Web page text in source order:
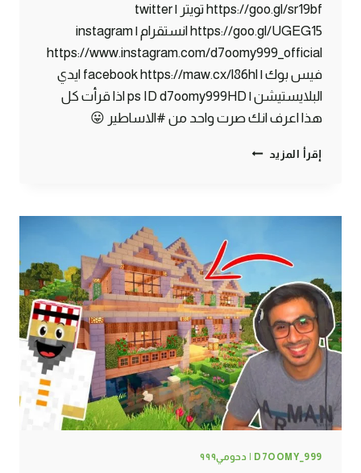
https://goo.gl/sr19bf تويتر | twitter
https://goo.gl/UGEG15 انستقرام | instagram
https://www.instagram.com/d7oomy999_official
فيس بوك | facebook https://maw.cx/l86hl ايدي
البلايستيشن | ps ID d7oomy999HD اذا قرأت كل
هذا اعرف انك صرت واحد من #الاساطير 😛
إقرأ المزيد ماين
أكبر
الماس
كرافت
!
D7OOMY_999 | دحومي٩٩٩